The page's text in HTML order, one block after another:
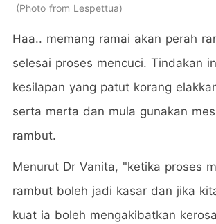
Photo from Lespettua
Haa.. memang ramai akan perah
selesai proses mencuci. Tindakan
kesilapan yang patut korang
serta merta dan mula gunakan
rambut.
Menurut Dr Vanita, "ketika proses
rambut boleh jadi kasar dan jika
kuat ia boleh mengakibatkan